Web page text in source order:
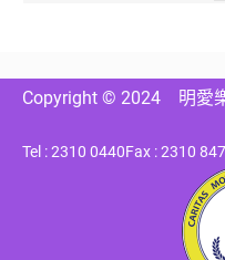
Copyright © 2024 明愛
Tel : 2310 0440Fax : 2310